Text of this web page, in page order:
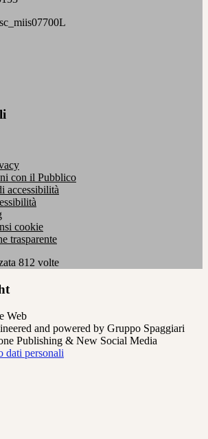
con il Pubblico
accessibilità
cookie
trasparente
812 volte
and powered by Gruppo Spaggiari
Publishing & New Social Media
dati personali